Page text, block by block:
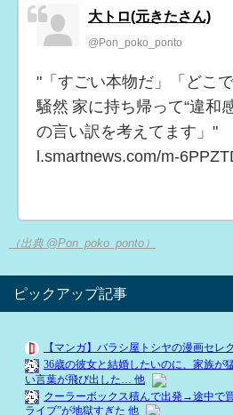
大トロ(元きたさん)
@Pon_poko_ponto
"「すごい本物だ」「どこ
騒然 家に持ち帰って“違和
の言い訳を考えてます」"
l.smartnews.com/m-
（出典 @Pon_poko_ponto）
ピックアップ記事